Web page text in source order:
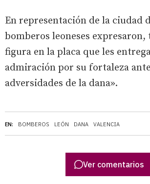
EN: BOMBEROS LEÓN DANA VALENCIA
En representación de la ciudad
bomberos leoneses expresaron,
figura en la placa que les
admiración por su fortaleza
adversidades de la dana».
Ver comentarios